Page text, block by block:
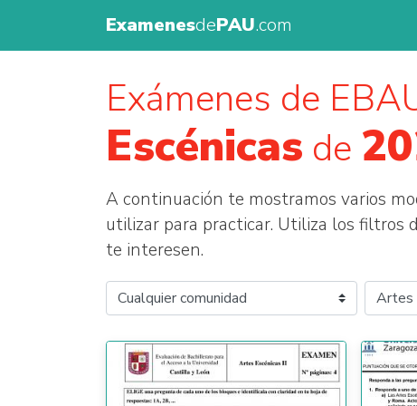
ExamenesdePAU.com
Exámenes de
Escénicas de
A continuación te mostramos varios
utilizar para practicar. Utiliza los filtros
te interesen.